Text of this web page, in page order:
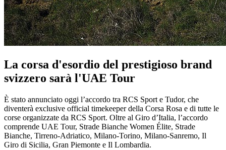
La corsa d'esordio del prestigioso brand
svizzero sarà l'UAE Tour
È stato annunciato oggi l’accordo tra RCS Sport e Tudor, che
diventerà exclusive official timekeeper della Corsa Rosa e di tutte le
corse organizzate da RCS Sport. Oltre al Giro d’Italia, l’accordo
comprende UAE Tour, Strade Bianche Women Élite, Strade
Bianche, Tirreno-Adriatico, Milano-Torino, Milano-Sanremo, Il
Giro di Sicilia, Gran Piemonte e Il Lombardia.